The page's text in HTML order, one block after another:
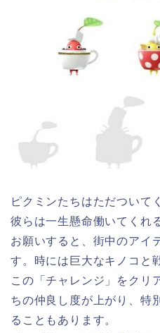
ピクミンたちはただついて
彼らは一生懸命働いてくれ
お願いすると、街中のアイ
す。時には巨大なキノコと
この「チャレンジ」をクリ
ちの仲良し度が上がり、特
ることもあります。